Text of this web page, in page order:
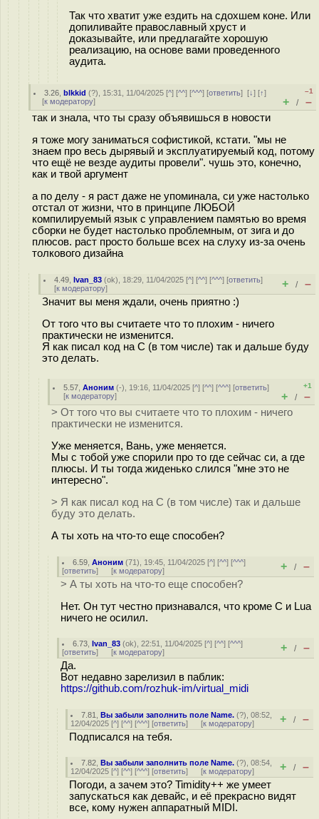
Так что хватит уже ездить на сдохшем коне. Или
допиливайте православный хруст и
доказывайте, или предлагайте хорошую
реализацию, на основе вами проведенного
аудита.
3.26 ,blkkid (?), 15:31, 11/04/2025 [^] [^^] [^^^] [ответить][↓] [↑]
[к модератору]
–1
+ / –
так и знала, что ты сразу объявишься в новости
я тоже могу заниматься софистикой, кстати. "мы не
знаем про весь дырявый и эксплуатируемый код, потому
что ещё не везде аудиты провели". чушь это, конечно,
как и твой аргумент
а по делу - я раст даже не упоминала, си уже настолько
отстал от жизни, что в принципе ЛЮБОЙ
компилируемый язык с управлением памятью во время
сборки не будет настолько проблемным, от зига и до
плюсов. раст просто больше всех на слуху из-за очень
толкового дизайна
4.49 ,Ivan_83 (ok), 18:29, 11/04/2025 [^] [^^] [^^^] [ответить]
[к модератору] + / –
Значит вы меня ждали, очень приятно :)
От того что вы считаете что то плохим - ничего
практически не изменится.
Я как писал код на С (в том числе) так и дальше буду
это делать.
5.57 ,Аноним (-), 19:16, 11/04/2025 [^] [^^] [^^^] [ответить]
[к модератору]
+1
+ / –
> От того что вы считаете что то плохим - ничего
практически не изменится.
Уже меняется, Вань, уже меняется.
Мы с тобой уже спорили про то где сейчас си, а где
плюсы. И ты тогда жиденько слился "мне это не
интересно".
> Я как писал код на С (в том числе) так и дальше
буду это делать.
А ты хоть на что-то еще способен?
6.59 ,Аноним (71), 19:45, 11/04/2025 [^] [^^] [^^^]
[ответить] [к модератору] + / –
> А ты хоть на что-то еще способен?
Нет. Он тут честно признавался, что кроме С и Lua
ничего не осилил.
6.73 ,Ivan_83 (ok), 22:51, 11/04/2025 [^] [^^] [^^^]
[ответить] [к модератору] + / –
Да.
Вот недавно зарелизил в паблик:
https://github.com/rozhuk-im/virtual_midi
7.81 ,Вы забыли заполнить поле Name. (?), 08:52,
12/04/2025 [^] [^^] [^^^] [ответить] [к модератору] + / –
Подписался на тебя.
7.82 ,Вы забыли заполнить поле Name. (?), 08:54,
12/04/2025 [^] [^^] [^^^] [ответить] [к модератору] + / –
Погоди, а зачем это? Timidity++ же умеет
запускаться как девайс, и её прекрасно видят
все, кому нужен аппаратный MIDI.